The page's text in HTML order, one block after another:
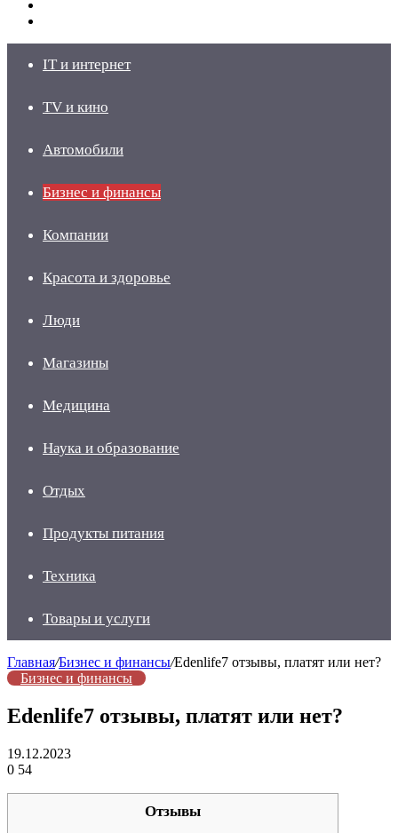
IT и интернет
TV и кино
Автомобили
Бизнес и финансы
Компании
Красота и здоровье
Люди
Магазины
Медицина
Наука и образование
Отдых
Продукты питания
Техника
Товары и услуги
Главная/Бизнес и финансы/Edenlife7 отзывы, платят или нет?
Бизнес и финансы
Edenlife7 отзывы, платят или нет?
19.12.2023
0 54
Отзывы